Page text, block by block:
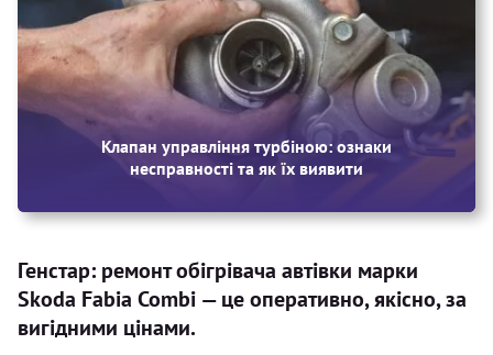
Клапан управління турбіною: ознаки
несправності та як їх виявити
Генстар: ремонт обігрівача автівки марки
Skoda Fabia Combi — це оперативно, якісно, за
вигідними цінами.